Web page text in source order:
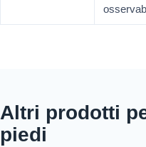
Altri prodotti
piedi